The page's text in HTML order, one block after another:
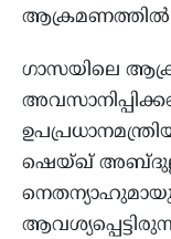
ആക്രമണത്തില്‍
ഗാസയിലെ
ഷെയ്ഖ്